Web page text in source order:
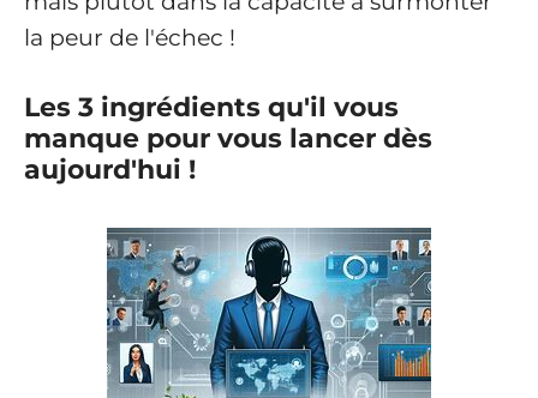
la peur de l'échec !
Les 3 ingrédients qu'il vous
manque pour vous lancer dès
aujourd'hui !